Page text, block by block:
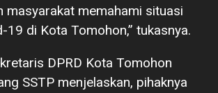
masyarakat memahami situasi
19 di Kota Tomohon,” tukasnya.
DPRD Kota Tomohon
SSTP menjelaskan, pihaknya